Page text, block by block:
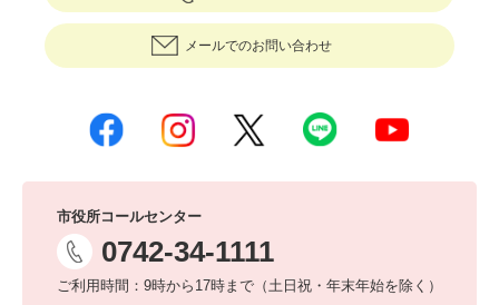
メールでのお問い合わせ
市役所コールセンター
0742-34-1111
ご利用時間：9時から17時まで（土日祝・年末年始を除く）